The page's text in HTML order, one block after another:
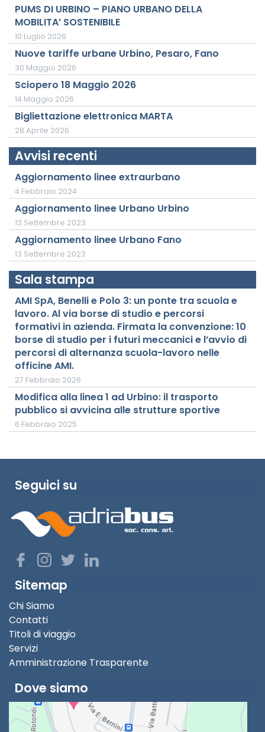
PUMS DI URBINO – PIANO URBANO DELLA
MOBILITA’ SOSTENIBILE
10 Luglio 2026
Nuove tariffe urbane Urbino, Pesaro, Fano
30 Maggio 2026
Sciopero 18 Maggio 2026
14 Maggio 2026
Bigliettazione elettronica MARTA
28 Aprile 2026
Avvisi recenti
Aggiornamento linee extraurbano
4 Febbraio 2024
Aggiornamento linee Urbano Urbino
13 Settembre 2023
Aggiornamento linee Urbano Fano
13 Settembre 2023
Sala stampa
AMI SpA, Benelli e Polo 3: un ponte tra scuola e
lavoro. Al via borse di studio e percorsi
formativi in azienda. Firmata la convenzione: 10
borse di studio per i futuri meccanici e l’avvio di
percorsi di alternanza scuola-lavoro nelle
officine AMI.
27 Febbraio 2026
Modifica alla linea 1 ad Urbino: il trasporto
pubblico si avvicina alle strutture sportive
6 Febbraio 2025
Seguici su
Sitemap
Chi Siamo
Contatti
Titoli di viaggio
Servizi
Amministrazione Trasparente
Dove siamo